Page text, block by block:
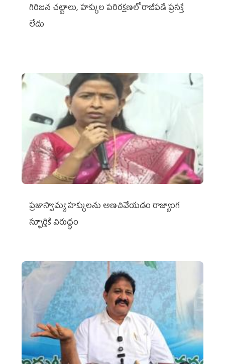
గిరిజన చట్టాలు, హక్కుల పరిరక్షణలో రాజీపడే ప్రసక్తే
లేదు
ప్రజాస్వామ్య హక్కులను అణచివేయడం రాజ్యాంగ
స్ఫూర్తికి విరుద్ధం